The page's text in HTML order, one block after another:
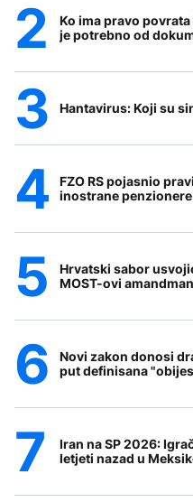
Ko ima pravo
je potrebno od
Hantavirus: Koji su
FZO RS pojasnio
inostrane penzionere
Hrvatski sabor
MOST-ovi
Novi zakon donosi
put definisana
Iran na SP 2026:
letjeti nazad u